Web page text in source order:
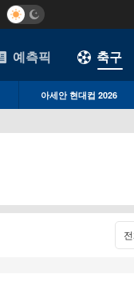
예측픽 축구
아세안 현대컵 2026